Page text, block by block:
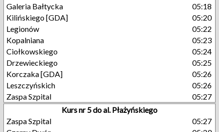
Galeria Bałtycka
05:18
Kilińskiego [GDA]
05:20
Legionów
05:22
Kopalniana
05:23
Ciołkowskiego
05:24
Drzewieckiego
05:25
Korczaka [GDA]
05:26
Leszczyńskich
05:26
Zaspa Szpital
05:27
Kurs nr 5 do al. Płażyńskiego
Zaspa Szpital
05:27